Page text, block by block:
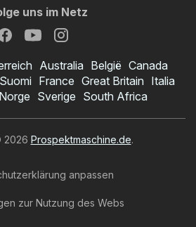
uns im Netz
Australia België Canada
Suomi France Great Britain Italia
Norge Sverige South Africa
2026 Prospektmaschine.de.
anpassen
zur Nutzung des Webs